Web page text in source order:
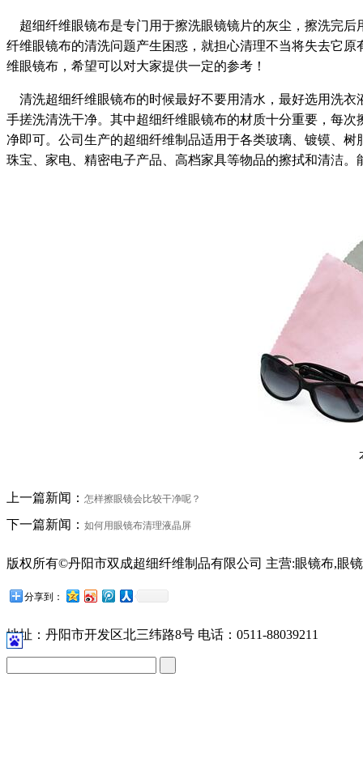
超细纤维眼镜布是专门用于擦洗眼镜镜片的灰尘，擦洗完
纤维眼镜布的清洗问题产生困惑，就担心清理不当将失去它
维眼镜布，希望可以对大家提供一定的参考！
清洗超细纤维眼镜布的时候最好不要用清水，最好选用洗
手搓洗清洗干净。其中超细纤维眼镜布的材质十分重要，每
净即可。公司生产的超细纤维制品适用于各类玻璃、镀镆、
珠宝、家电、精密电子产品、高档家具等物品的擦拭和清洁
上一篇新闻： 怎样擦眼镜会比较干净呢？
下一篇新闻： 如何用眼镜布清理液晶屏
版权所有©丹阳市双成超细纤维制品有限公司 主营:眼镜布,眼
分享到：
地址：丹阳市开发区北三纬路8号 电话：0511-88039211